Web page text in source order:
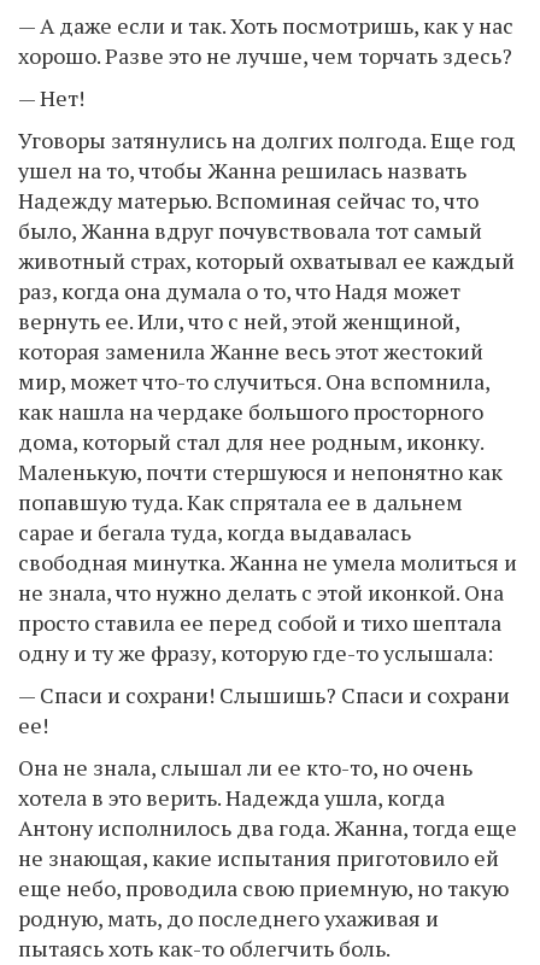
— А даже если и так. Хоть посмотришь, как у нас
хорошо. Разве это не лучше, чем торчать здесь?
— Нет!
Уговоры затянулись на долгих полгода. Еще год
ушел на то, чтобы Жанна решилась назвать
Надежду матерью. Вспоминая сейчас то, что
было, Жанна вдруг почувствовала тот самый
животный страх, который охватывал ее каждый
раз, когда она думала о то, что Надя может
вернуть ее. Или, что с ней, этой женщиной,
которая заменила Жанне весь этот жестокий
мир, может что-то случиться. Она вспомнила,
как нашла на чердаке большого просторного
дома, который стал для нее родным, иконку.
Маленькую, почти стершуюся и непонятно как
попавшую туда. Как спрятала ее в дальнем
сарае и бегала туда, когда выдавалась
свободная минутка. Жанна не умела молиться и
не знала, что нужно делать с этой иконкой. Она
просто ставила ее перед собой и тихо шептала
одну и ту же фразу, которую где-то услышала:
— Спаси и сохрани! Слышишь? Спаси и сохрани
ее!
Она не знала, слышал ли ее кто-то, но очень
хотела в это верить. Надежда ушла, когда
Антону исполнилось два года. Жанна, тогда еще
не знающая, какие испытания приготовило ей
еще небо, проводила свою приемную, но такую
родную, мать, до последнего ухаживая и
пытаясь хоть как-то облегчить боль.